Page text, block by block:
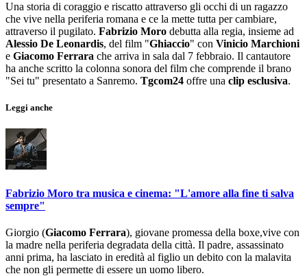
Una storia di coraggio e riscatto attraverso gli occhi di un ragazzo
che vive nella periferia romana e ce la mette tutta per cambiare,
attraverso il pugilato. Fabrizio Moro debutta alla regia, insieme ad
Alessio De Leonardis, del film "Ghiaccio" con Vinicio Marchioni
e Giacomo Ferrara che arriva in sala dal 7 febbraio. Il cantautore
ha anche scritto la colonna sonora del film che comprende il brano
"Sei tu" presentato a Sanremo. Tgcom24 offre una clip esclusiva.
Leggi anche
Fabrizio Moro tra musica e cinema: "L'amore alla fine ti salva
sempre"
Giorgio (Giacomo Ferrara), giovane promessa della boxe,vive con
la madre nella periferia degradata della città. Il padre, assassinato
anni prima, ha lasciato in eredità al figlio un debito con la malavita
che non gli permette di essere un uomo libero.